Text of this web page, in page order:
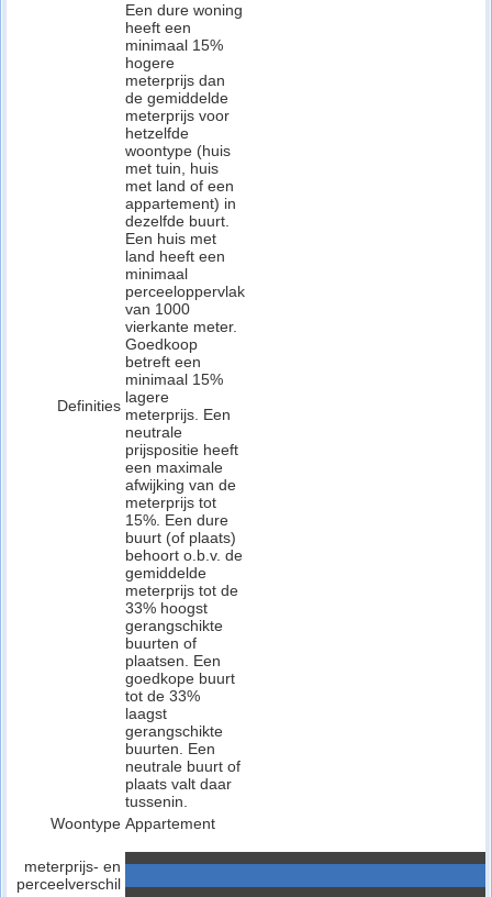
Definities
Een dure woning
heeft een
minimaal 15%
hogere
meterprijs dan
de gemiddelde
meterprijs voor
hetzelfde
woontype (huis
met tuin, huis
met land of een
appartement) in
dezelfde buurt.
Een huis met
land heeft een
minimaal
perceeloppervlak
van 1000
vierkante meter.
Goedkoop
betreft een
minimaal 15%
lagere
meterprijs. Een
neutrale
prijspositie heeft
een maximale
afwijking van de
meterprijs tot
15%. Een dure
buurt (of plaats)
behoort o.b.v. de
gemiddelde
meterprijs tot de
33% hoogst
gerangschikte
buurten of
plaatsen. Een
goedkope buurt
tot de 33%
laagst
gerangschikte
buurten. Een
neutrale buurt of
plaats valt daar
tussenin.
Woontype Appartement
meterprijs- en
perceelverschil